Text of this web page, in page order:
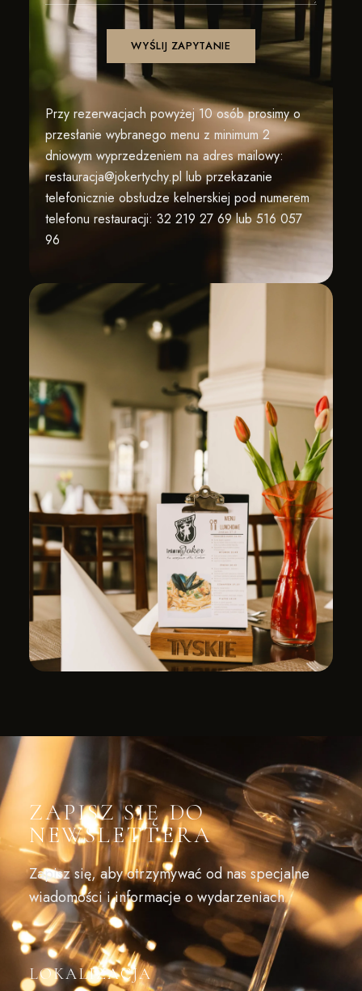
Przy rezerwacjach powyżej 10 osób prosimy o
przesłanie wybranego menu z minimum 2
dniowym wyprzedzeniem na adres mailowy:
restauracja@jokertychy.pllub przekazanie
telefonicznie obsłudze kelnerskiej pod numerem
telefonu restauracji: 32 219 27 69 lub516 057
96
ZAPISZ SIĘ DO
NEWSLETTERA
Zapisz się, aby otrzymywać od nas specjalne
wiadomości i informacje o wydarzeniach
LOKALIZACJA